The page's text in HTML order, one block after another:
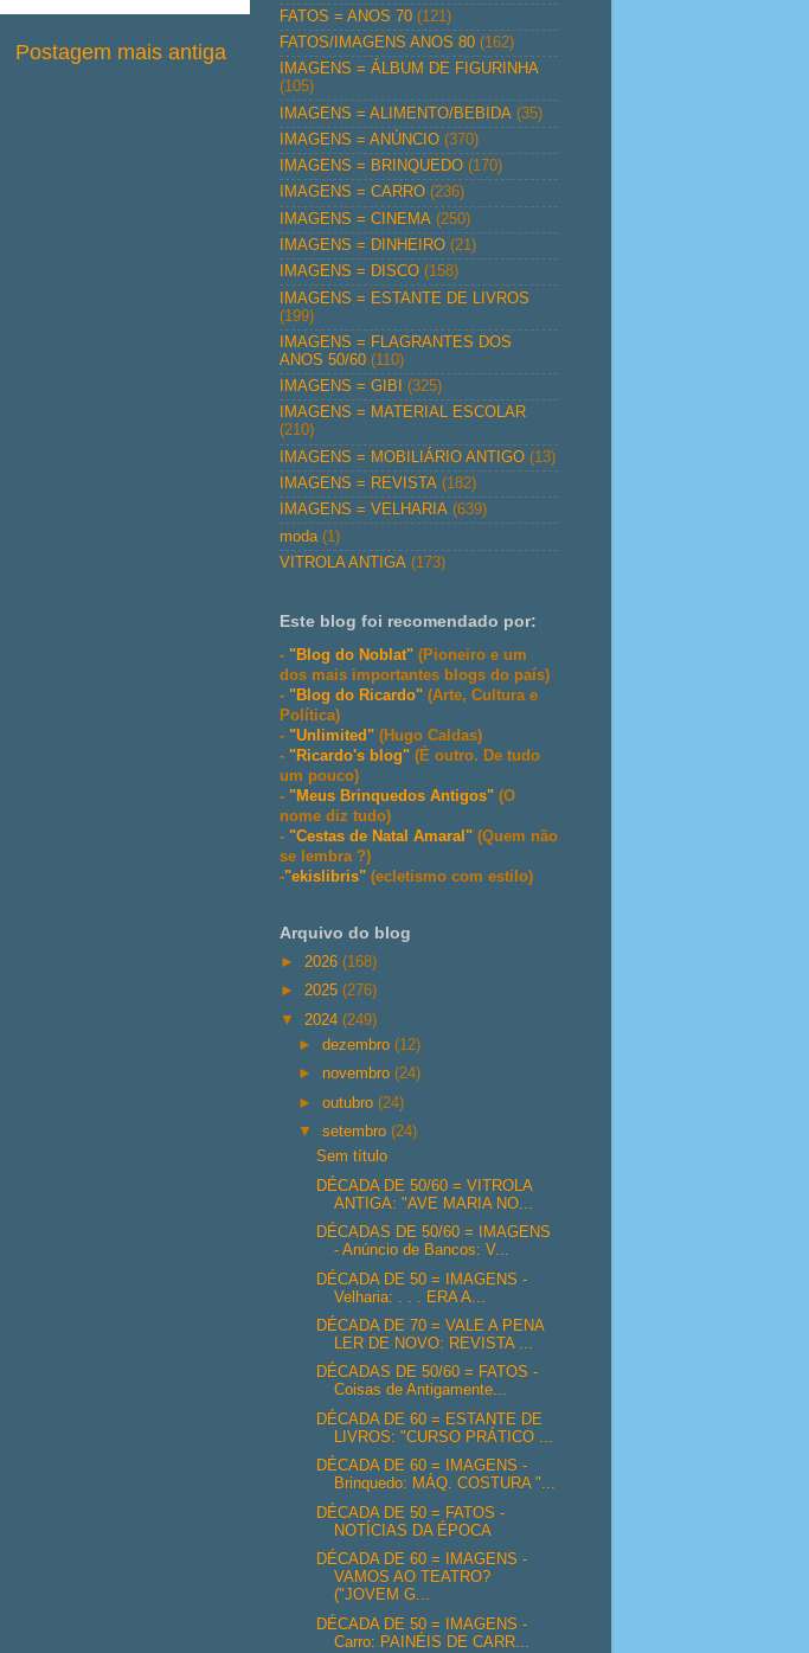
Postagem mais antiga
FATOS = ANOS 70 (121)
FATOS/IMAGENS ANOS 80 (162)
IMAGENS = ÁLBUM DE FIGURINHA
(105)
IMAGENS = ALIMENTO/BEBIDA (35)
IMAGENS = ANÚNCIO (370)
IMAGENS = BRINQUEDO (170)
IMAGENS = CARRO (236)
IMAGENS = CINEMA (250)
IMAGENS = DINHEIRO (21)
IMAGENS = DISCO (158)
IMAGENS = ESTANTE DE LIVROS
(199)
IMAGENS = FLAGRANTES DOS
ANOS 50/60 (110)
IMAGENS = GIBI
(325)
IMAGENS = MATERIAL ESCOLAR
(210)
IMAGENS = MOBILIÁRIO ANTIGO (13)
IMAGENS = REVISTA (182)
IMAGENS = VELHARIA (639)
moda (1)
VITROLA ANTIGA (173)
Este blog foi recomendado por:
- "Blog do Noblat" (Pioneiro e um
dos mais importantes blogs do país)
- "Blog do Ricardo" (Arte, Cultura e
Política)
- "Unlimited" (Hugo Caldas)
- "Ricardo's blog" (É outro. De tudo
um pouco)
- "Meus Brinquedos Antigos" (O
nome diz tudo)
- "Cestas de Natal Amaral" (Quem não
se lembra ?)
-"ekislibris" (ecletismo com estilo)
Arquivo do blog
► 2026 (168)
► 2025 (276)
▼ 2024 (249)
►dezembro(12)
► novembro(24)
►outubro(24)
▼setembro(24)
Sem título
DÉCADA DE 50/60 = VITROLA
ANTIGA: "AVE MARIA NO...
DÉCADAS DE 50/60 = IMAGENS
- Anúncio de Bancos: V...
DÉCADA DE 50 = IMAGENS -
Velharia: . . . ERA A...
DÉCADA DE 70 = VALE A PENA
LER DE NOVO: REVISTA ...
DÉCADAS DE 50/60 = FATOS -
Coisas de Antigamente...
DÉCADA DE 60 = ESTANTE DE
LIVROS: "CURSO PRÁTICO ...
DÉCADA DE 60 = IMAGENS -
Brinquedo: MÁQ. COSTURA "...
DÉCADA DE 50 = FATOS -
NOTÍCIAS DA ÉPOCA
DÉCADA DE 60 = IMAGENS -
VAMOS AO TEATRO?
("JOVEM G...
DÉCADA DE 50 = IMAGENS -
Carro: PAINÉIS DE CARR...